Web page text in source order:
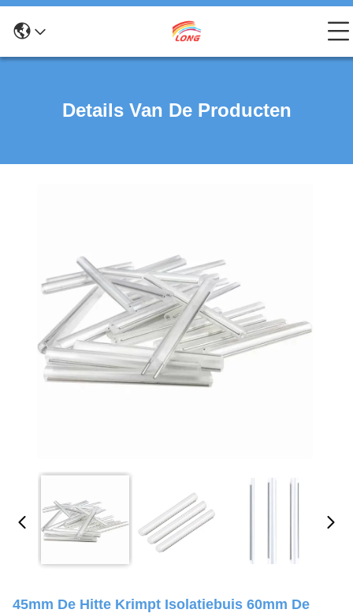
Details Van De Producten
45mm De Hitte Krimpt Isolatiebuis 60mm De